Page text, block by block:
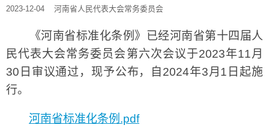
2023-12-04 河南省人民代表大会常务委员会
《河南省标准化条例》已经河南省第十四届人
民代表大会常务委员会第六次会议于2023年11月
30日审议通过，现予公布，自2024年3月1日起施
行。
河南省标准化条例.pdf